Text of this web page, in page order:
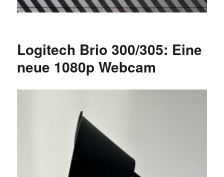
Logitech Brio 300/305: Eine
neue 1080p Webcam